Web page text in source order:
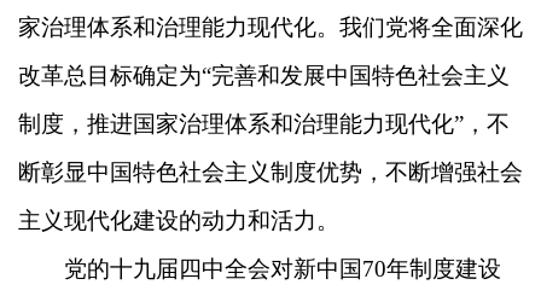
家治理体系和治理能力现代化。我们党将全面深化
改革总目标确定为“完善和发展中国特色社会主义
制度，推进国家治理体系和治理能力现代化”，不
断彰显中国特色社会主义制度优势，不断增强社会
主义现代化建设的动力和活力。
党的十九届四中全会对新中国70年制度建设